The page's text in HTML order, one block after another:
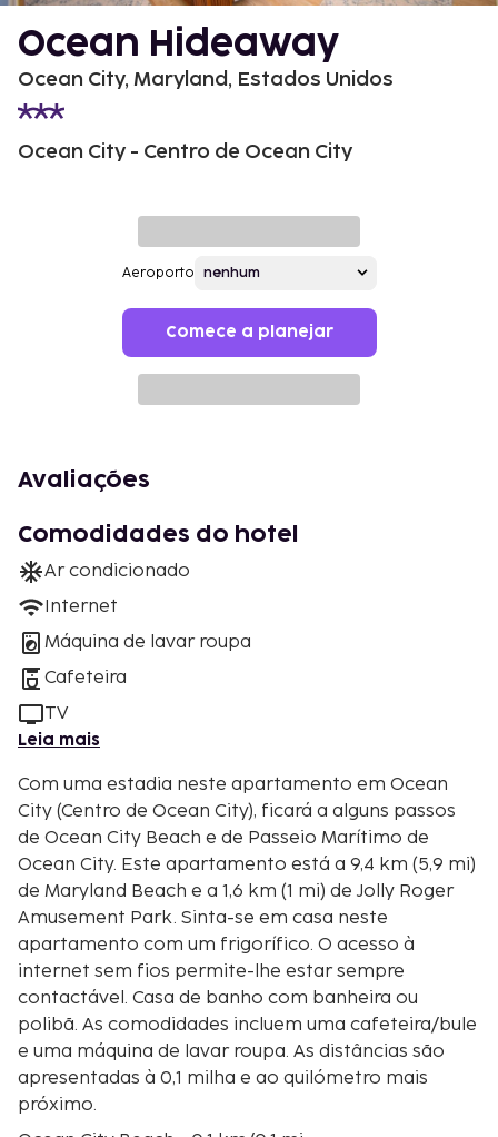
Ocean Hideaway
Ocean City, Maryland, Estados Unidos
Ocean City - Centro de Ocean City
Aeroporto
Comece a planejar
Avaliações
Comodidades do hotel
Ar condicionado
Internet
Máquina de lavar roupa
Cafeteira
TV
Leia mais
Com uma estadia neste apartamento em Ocean
City (Centro de Ocean City), ficará a alguns passos
de Ocean City Beach e de Passeio Marítimo de
Ocean City. Este apartamento está a 9,4 km (5,9 mi)
de Maryland Beach e a 1,6 km (1 mi) de Jolly Roger
Amusement Park. Sinta-se em casa neste
apartamento com um frigorífico. O acesso à
internet sem fios permite-lhe estar sempre
contactável. Casa de banho com banheira ou
polibã. As comodidades incluem uma cafeteira/bule
e uma máquina de lavar roupa. As distâncias são
apresentadas à 0,1 milha e ao quilómetro mais
próximo.